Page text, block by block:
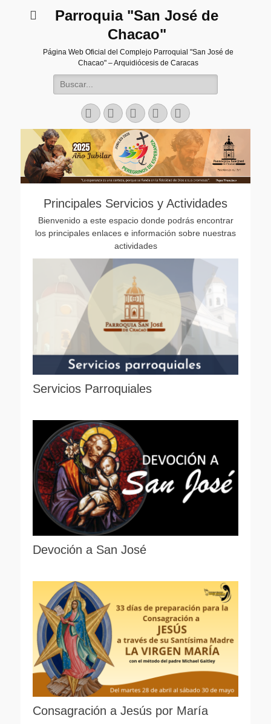
Parroquia "San José de
Chacao"
Página Web Oficial del Complejo Parroquial "San José de
Chacao" – Arquidiócesis de Caracas
Buscar:
Facebook
TwitterCorreo
electrónico
InstagramTeléfono
Principales Servicios y Actividades
Bienvenido a este espacio donde podrás encontrar
los principales enlaces e información sobre nuestras
actividades
Servicios Parroquiales
Devoción a San José
Consagración a Jesús por María